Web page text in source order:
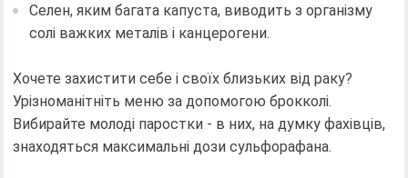
Селен, яким багата капуста, виводить з організму
солі важких металів і канцерогени.
Хочете захистити себе і своїх близьких від раку?
Урізноманітніть меню за допомогою брокколі.
Вибирайте молоді паростки - в них, на думку фахівців,
знаходяться максимальні дози сульфорафана.